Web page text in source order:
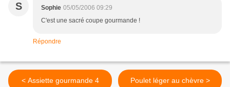
S Sophie 05/05/2006 09:29
C'est une sacré coupe gourmande !
Répondre
< Assiette gourmande 4 Poulet léger au chèvre >